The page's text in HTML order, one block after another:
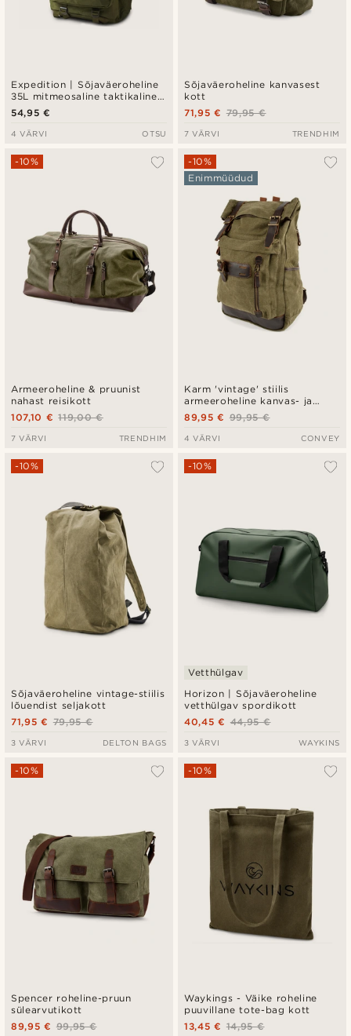
Expedition | Sõjaväeroheline
35L mitmeosaline taktikaline
seljakott patch-paneeliga
54,95 €
4 VÄRVI OTSU
Sõjaväeroheline kanvasest
kott
79,95 €
71,95 €
7 VÄRVI TRENDHIM
Armeeroheline & pruunist
nahast reisikott
-10%
119,00 €
107,10 €
7 VÄRVI TRENDHIM
Karm 'vintage' stiilis
armeeroheline kanvas- ja
nahkseljakott
-10%
Enimmüüdud
99,95 €
89,95 €
4 VÄRVI CONVEY
Sõjaväeroheline vintage-stiilis
lõuendist seljakott
-10%
79,95 €
71,95 €
3 VÄRVI DELTON BAGS
Horizon | Sõjaväeroheline
vetthülgav spordikott
-10%
Vetthülgav
44,95 €
40,45 €
3 VÄRVI WAYKINS
Spencer roheline-pruun
sülearvutikott
-10%
99,95 €
89,95 €
Waykings - Väike roheline
puuvillane tote-bag kott
-10%
14,95 €
13,45 €